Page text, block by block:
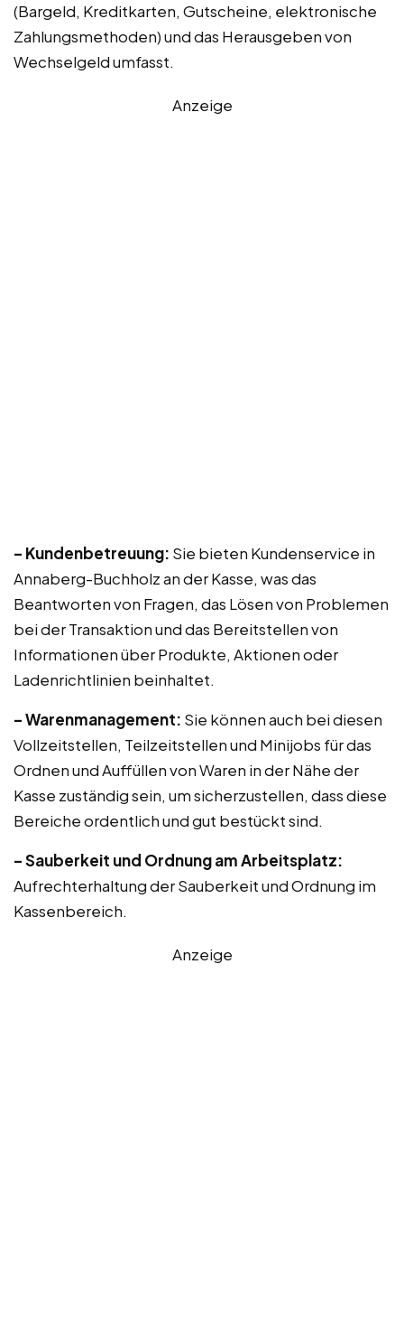
(Bargeld, Kreditkarten, Gutscheine, elektronische
Zahlungsmethoden) und das Herausgeben von
Wechselgeld umfasst.
Anzeige
– Kundenbetreuung: Sie bieten Kundenservice in
Annaberg-Buchholz an der Kasse, was das
Beantworten von Fragen, das Lösen von Problemen
bei der Transaktion und das Bereitstellen von
Informationen über Produkte, Aktionen oder
Ladenrichtlinien beinhaltet.
– Warenmanagement: Sie können auch bei diesen
Vollzeitstellen, Teilzeitstellen und Minijobs für das
Ordnen und Auffüllen von Waren in der Nähe der
Kasse zuständig sein, um sicherzustellen, dass diese
Bereiche ordentlich und gut bestückt sind.
– Sauberkeit und Ordnung am Arbeitsplatz:
Aufrechterhaltung der Sauberkeit und Ordnung im
Kassenbereich.
Anzeige